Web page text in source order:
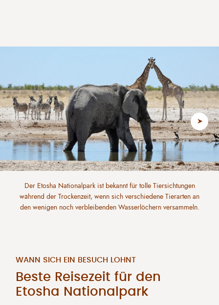
Der Etosha Nationalpark ist bekannt für tolle Tiersichtungen
während der Trockenzeit, wenn sich verschiedene Tierarten an
den wenigen noch verbleibenden Wasserlöchern versammeln.
WANN SICH EIN BESUCH LOHNT
Beste Reisezeit für den
Etosha Nationalpark